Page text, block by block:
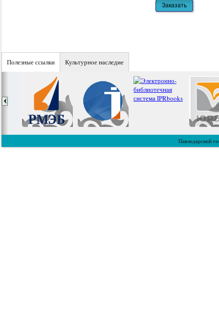
Полезные ссылки Культурное наследие
Павлодарский